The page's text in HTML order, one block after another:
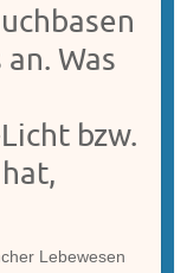
Was
bzw.
Lebewesen